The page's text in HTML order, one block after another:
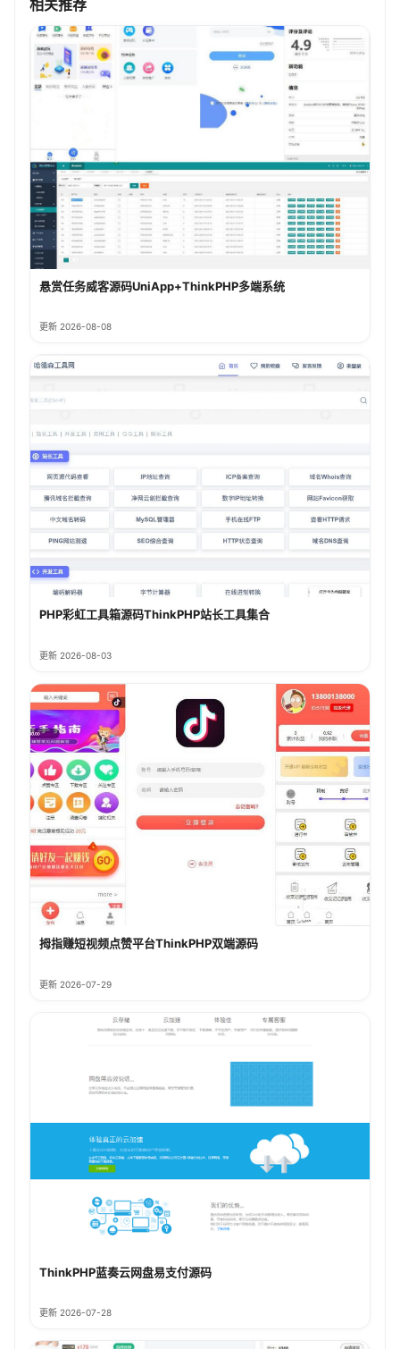
相关推荐
悬赏任务威客源码UniApp+ThinkPHP多端系统
更新 2026-08-08
PHP彩虹工具箱源码ThinkPHP站长工具集合
更新 2026-08-03
拇指赚短视频点赞平台ThinkPHP双端源码
更新 2026-07-29
ThinkPHP蓝奏云网盘易支付源码
更新 2026-07-28